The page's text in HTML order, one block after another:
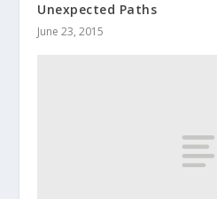
Unexpected Paths
June 23, 2015